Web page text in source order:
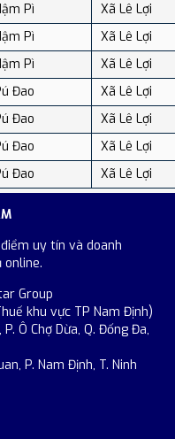
Pì
Xã Lê Lợi
Pì
Xã Lê Lợi
Pì
Xã Lê Lợi
Đao
Xã Lê Lợi
Đao
Xã Lê Lợi
Đao
Xã Lê Lợi
Đao Xã Lê Lợi
uy tín và doanh
online.
Group
khu vực TP Nam Định)
Ô Chợ Dừa, Q. Đống Đa,
P. Nam Định, T. Ninh